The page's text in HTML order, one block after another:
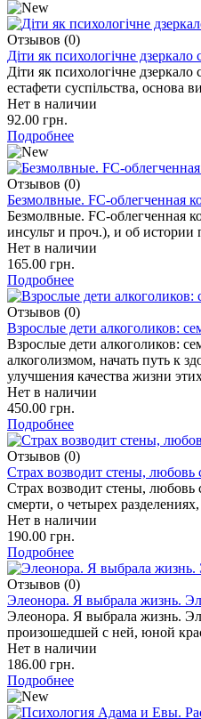
Отзывов (0)
Діти як психологічне дзеркало
Діти як психологічне
естафети суспільства, основа
Нет в наличии
92.00 грн.
Подробнее
Отзывов (0)
Безмолвные. FC-облегченная
Безмолвные. FC-облегченная
инсульт и проч.), и об
Нет в наличии
165.00 грн.
Подробнее
Отзывов (0)
Взрослые дети алкоголиков:
Взрослые дети алкоголиков:
алкоголизмом, начать путь к
улучшения качества жизни
Нет в наличии
450.00 грн.
Подробнее
Отзывов (0)
Страх возводит стены,
Страх возводит стены, любовь
смерти, о четырех
Нет в наличии
190.00 грн.
Подробнее
Отзывов (0)
Элеонора. Я выбрала жизнь.
Элеонора. Я выбрала жизнь.
произошедшей с ней, юной
Нет в наличии
186.00 грн.
Подробнее